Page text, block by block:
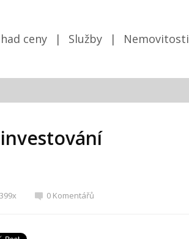
ceny Služby Nemovitosti
0 Komentářů